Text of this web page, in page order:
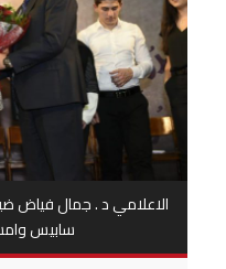
الاعلامي د . جمال فياض
سابيس